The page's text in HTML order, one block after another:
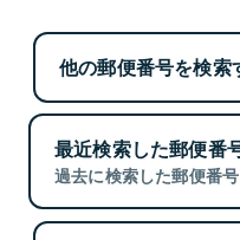
他の郵便番号を検索
最近検索した郵便番
過去に検索した郵便番